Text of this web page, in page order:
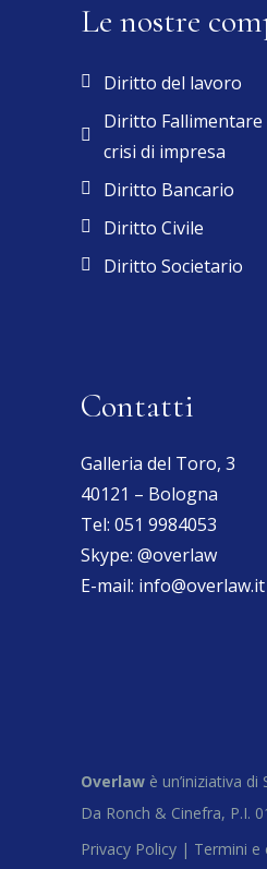
Le nostre
Diritto del lavoro
Diritto Fallimentare
crisi di impresa
Diritto Bancario
Diritto Civile
Diritto Societario
Contatti
Galleria del Toro, 3
40121 – Bologna
Tel: 051 9984053
Skype: @overlaw
E-mail: info@overlaw.it
Overlaw è un’iniziativa
Da Ronch & Cinefra, P.I.
Privacy Policy | Termini e